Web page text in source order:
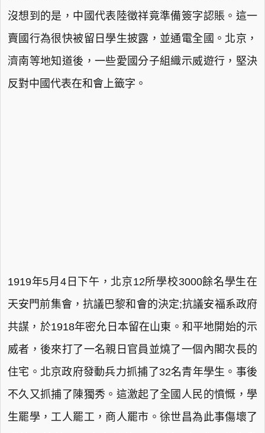
沒想到的是，中國代表陸徵祥竟準備簽字認賬。這一
賣國行為很快被留日學生披露，並通電全國。北京，
濟南等地知道後，一些愛國分子組織示威遊行，堅決
反對中國代表在和會上籤字。
1919年5月4日下午，北京12所學校3000餘名學生在
天安門前集會，抗議巴黎和會的決定;抗議安福系政府
共謀，於1918年密允日本留在山東。和平地開始的示
威者，後來打了一名親日官員並燒了一個內閣次長的
住宅。北京政府發動兵力抓捕了32名青年學生。事後
不久又抓捕了陳獨秀。這激起了全國人民的憤慨，學
生罷學，工人罷工，商人罷市。徐世昌為此事傷壞了